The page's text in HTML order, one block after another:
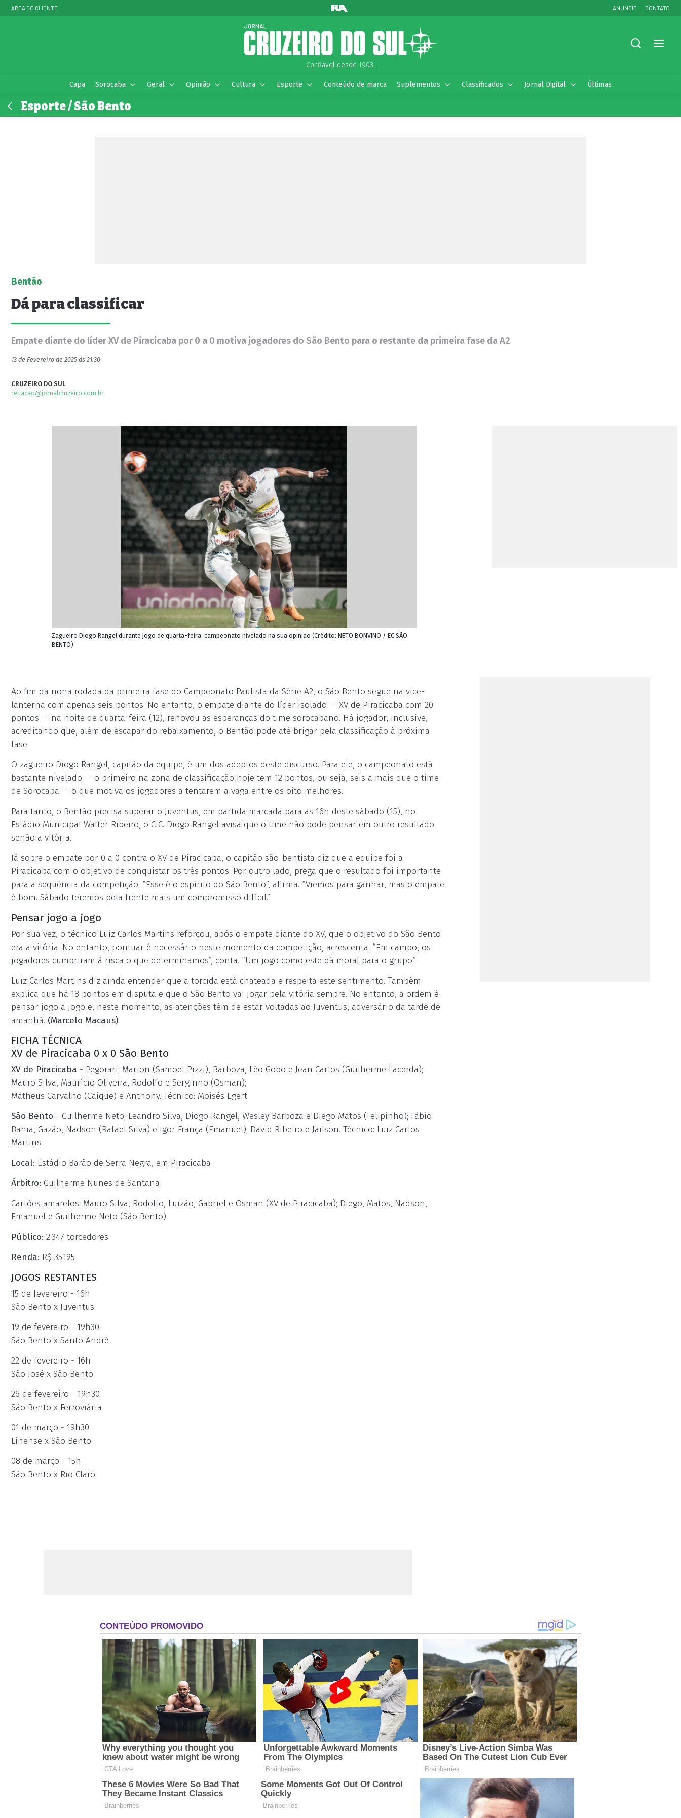
ÁREA DO CLIENTE ANUNCIE CONTATO
Confiável desde 1903.
Capa Sorocaba Geral Opinião Cultura Esporte Conteúdo de marca Suplementos Classificados Jornal Digital Últimas
Esporte / São Bento
Bentão
Dá para classificar
Empate diante do líder XV de Piracicaba por 0 a 0 motiva jogadores do São Bento para o restante da primeira fase da A2
13 de Fevereiro de 2025 às 21:30
CRUZEIRO DO SUL
redacao@jornalcruzeiro.com.br
Zagueiro Diogo Rangel durante jogo de quarta-feira: campeonato nivelado na sua opinião (Crédito: NETO BONVINO / EC SÃO
BENTO)
Ao fim da nona rodada da primeira fase do Campeonato Paulista da Série A2, o São Bento segue na vice-
lanterna com apenas seis pontos. No entanto, o empate diante do líder isolado — XV de Piracicaba com 20
pontos — na noite de quarta-feira (12), renovou as esperanças do time sorocabano. Há jogador, inclusive,
acreditando que, além de escapar do rebaixamento, o Bentão pode até brigar pela classificação à próxima
fase.
O zagueiro Diogo Rangel, capitão da equipe, é um dos adeptos deste discurso. Para ele, o campeonato está
bastante nivelado — o primeiro na zona de classificação hoje tem 12 pontos, ou seja, seis a mais que o time
de Sorocaba — o que motiva os jogadores a tentarem a vaga entre os oito melhores.
Para tanto, o Bentão precisa superar o Juventus, em partida marcada para as 16h deste sábado (15), no
Estádio Municipal Walter Ribeiro, o CIC. Diogo Rangel avisa que o time não pode pensar em outro resultado
senão a vitória.
Já sobre o empate por 0 a 0 contra o XV de Piracicaba, o capitão são-bentista diz que a equipe foi a
Piracicaba com o objetivo de conquistar os três pontos. Por outro lado, prega que o resultado foi importante
para a sequência da competição. “Esse é o espírito do São Bento”, afirma. “Viemos para ganhar, mas o empate
é bom. Sábado teremos pela frente mais um compromisso difícil.”
Pensar jogo a jogo
Por sua vez, o técnico Luiz Carlos Martins reforçou, após o empate diante do XV, que o objetivo do São Bento
era a vitória. No entanto, pontuar é necessário neste momento da competição, acrescenta. “Em campo, os
jogadores cumpriram à risca o que determinamos”, conta. “Um jogo como este dá moral para o grupo.”
Luiz Carlos Martins diz ainda entender que a torcida está chateada e respeita este sentimento. Também
explica que há 18 pontos em disputa e que o São Bento vai jogar pela vitória sempre. No entanto, a ordem é
pensar jogo a jogo e, neste momento, as atenções têm de estar voltadas ao Juventus, adversário da tarde de
amanhã. (Marcelo Macaus)
FICHA TÉCNICA
XV de Piracicaba 0 x 0 São Bento
XV de Piracicaba - Pegorari; Marlon (Samoel Pizzi), Barboza, Léo Gobo e Jean Carlos (Guilherme Lacerda);
Mauro Silva, Maurício Oliveira, Rodolfo e Serginho (Osman);
Matheus Carvalho (Caíque) e Anthony. Técnico: Moisés Egert
São Bento - Guilherme Neto; Leandro Silva, Diogo Rangel, Wesley Barboza e Diego Matos (Felipinho); Fábio
Bahia, Gazão, Nadson (Rafael Silva) e Igor França (Emanuel); David Ribeiro e Jailson. Técnico: Luiz Carlos
Martins
Local: Estádio Barão de Serra Negra, em Piracicaba
Árbitro: Guilherme Nunes de Santana
Cartões amarelos: Mauro Silva, Rodolfo, Luizão, Gabriel e Osman (XV de Piracicaba); Diego, Matos, Nadson,
Emanuel e Guilherme Neto (São Bento)
Público: 2.347 torcedores
Renda: R$ 35.195
JOGOS RESTANTES
15 de fevereiro - 16h
São Bento x Juventus
19 de fevereiro - 19h30
São Bento x Santo André
22 de fevereiro - 16h
São José x São Bento
26 de fevereiro - 19h30
São Bento x Ferroviária
01 de março - 19h30
Linense x São Bento
08 de março - 15h
São Bento x Rio Claro